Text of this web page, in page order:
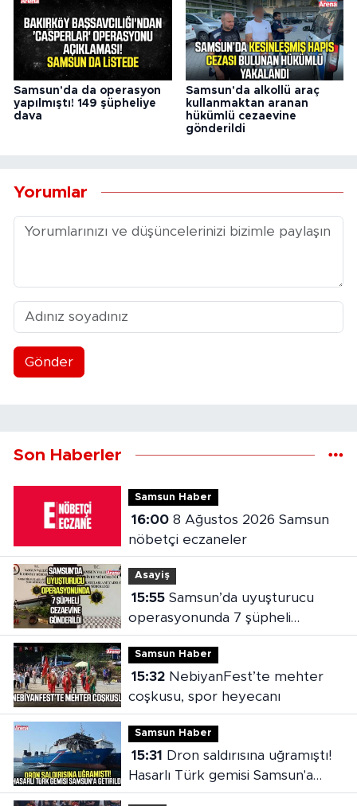
Samsun'da da operasyon
yapılmıştı! 149 şüpheliye
dava
Samsun'da alkollü araç
kullanmaktan aranan
hükümlü cezaevine
gönderildi
Yorumlar
Gönder
Son Haberler
Samsun Haber
16:008 Ağustos 2026 Samsun
nöbetçi eczaneler
Asayiş
15:55Samsun’da uyuşturucu
operasyonunda 7 şüpheli
cezaevine gönderildi
Samsun Haber
15:32NebiyanFest’te mehter
coşkusu, spor heyecanı
Samsun Haber
15:31
Hasarlı Türk gemisi Samsun'a
getirildi